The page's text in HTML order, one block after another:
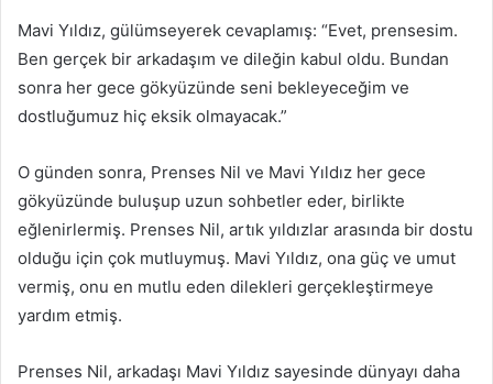
Mavi Yıldız, gülümseyerek cevaplamış: “Evet, prensesim.
Ben gerçek bir arkadaşım ve dileğin kabul oldu. Bundan
sonra her gece gökyüzünde seni bekleyeceğim ve
dostluğumuz hiç eksik olmayacak.”
O günden sonra, Prenses Nil ve Mavi Yıldız her gece
gökyüzünde buluşup uzun sohbetler eder, birlikte
eğlenirlermiş. Prenses Nil, artık yıldızlar arasında bir dostu
olduğu için çok mutluymuş. Mavi Yıldız, ona güç ve umut
vermiş, onu en mutlu eden dilekleri gerçekleştirmeye
yardım etmiş.
Prenses Nil, arkadaşı Mavi Yıldız sayesinde dünyayı daha